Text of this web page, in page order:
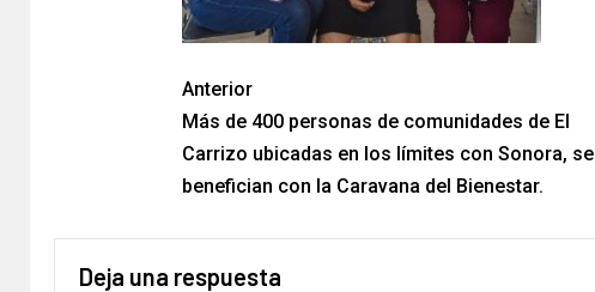
Anterior
Más de 400 personas de comunidades de El
Carrizo ubicadas en los límites con Sonora, se
benefician con la Caravana del Bienestar.
Deja una respuesta